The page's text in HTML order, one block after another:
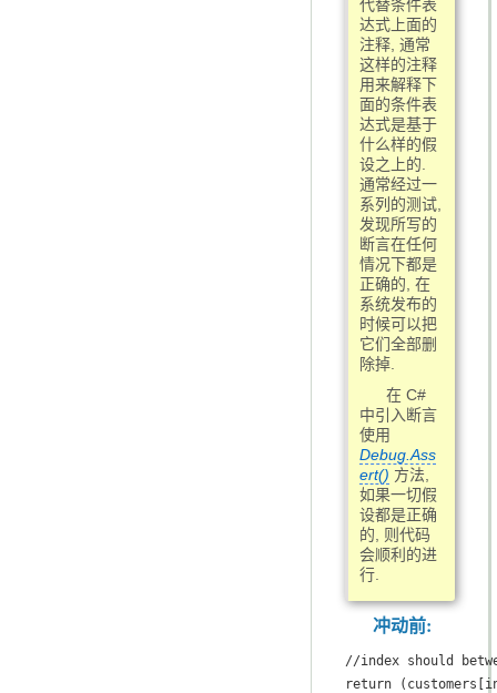
代替条件表
达式上面的
注释, 通常
这样的注释
用来解释下
面的条件表
达式是基于
什么样的假
设之上的.
通常经过一
系列的测试,
发现所写的
断言在任何
情况下都是
正确的, 在
系统发布的
时候可以把
它们全部删
除掉.
在 C#
中引入断言
使用
Debug.Ass
ert() 方法,
如果一切假
设都是正确
的, 则代码
会顺利的进
行.
冲动前:
//index should
return